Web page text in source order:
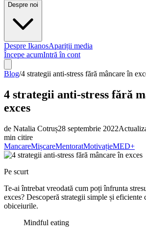
Despre noi
Despre IkanosApariții media
Începe acumIntră în cont
Blog/4 strategii anti-stress fără mâncare în
4 strategii anti-stress fără
exces
de Natalia Cotruș28 septembrie 2022
min citire
MancareMișcareMentoratMotivațieMED+
Pe scurt
Te-ai întrebat vreodată cum poți înfrunta
exces? Descoperă strategii simple și eficiente
obiceiurile.
Mindful eating